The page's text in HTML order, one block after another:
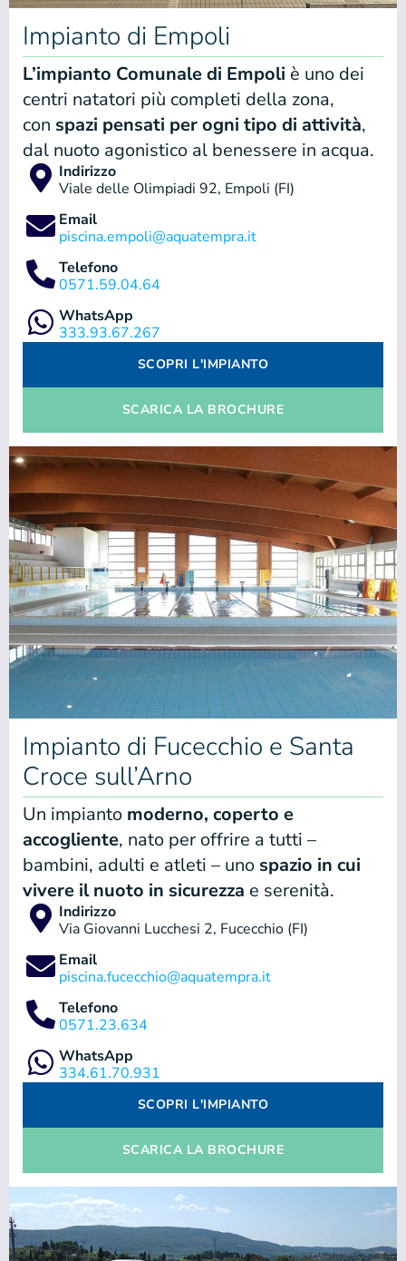
Impianto di Empoli
L’impianto Comunale di Empoli è uno dei
centri natatori più completi della zona,
con spazi pensati per ogni tipo di attività,
dal nuoto agonistico al benessere in acqua.
Indirizzo
Viale delle Olimpiadi 92, Empoli (FI)
Email
piscina.empoli@aquatempra.it
Telefono
0571.59.04.64
WhatsApp
333.93.67.267
SCOPRI L'IMPIANTO
SCARICA LA BROCHURE
Impianto di Fucecchio e Santa
Croce sull’Arno
Un impianto moderno, coperto e
accogliente, nato per offrire a tutti –
bambini, adulti e atleti – uno spazio in cui
vivere il nuoto in sicurezza e serenità.
Indirizzo
Via Giovanni Lucchesi 2, Fucecchio (FI)
Email
piscina.fucecchio@aquatempra.it
Telefono
0571.23.634
WhatsApp
334.61.70.931
SCOPRI L'IMPIANTO
SCARICA LA BROCHURE